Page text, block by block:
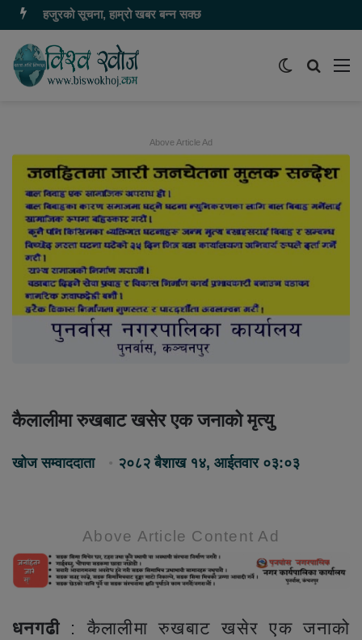
हजुरको सूचना, हाम्रो खबर बन्न सक्छ
समाचार
Switch
Above Article Ad
कैलालीमा रुखबाट खसेर एक जनाको मृत्यु
खोज सम्वाददाता २०८२ बैशाख १४, आईतवार ०३:०३
Above Article Content Ad
धनगढी: कैलालीमा रुखबाट खसेर एक जनाको